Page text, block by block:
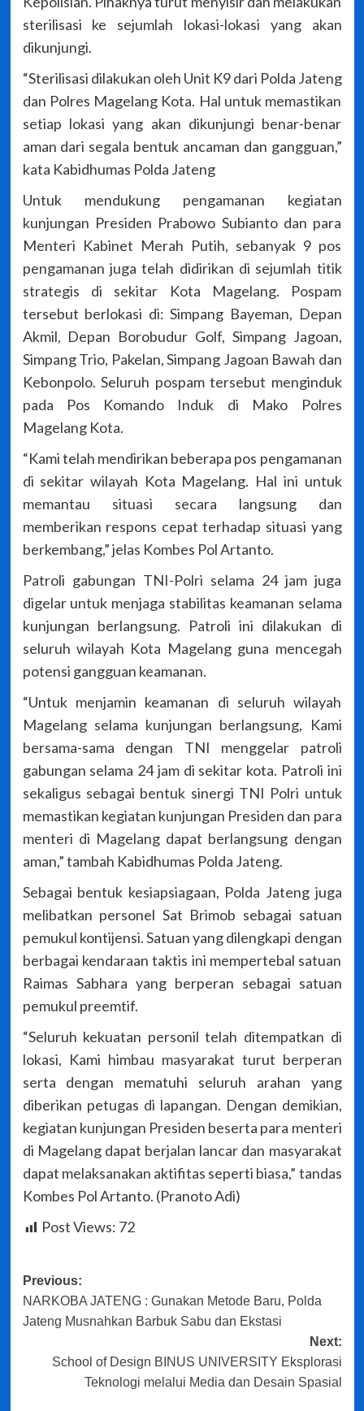
sterilisasi ke sejumlah lokasi-lokasi yang akan
dikunjungi.
“Sterilisasi dilakukan oleh Unit K9 dari Polda Jateng
dan Polres Magelang Kota. Hal untuk memastikan
setiap lokasi yang akan dikunjungi benar-benar
aman dari segala bentuk ancaman dan gangguan,”
kata Kabidhumas Polda Jateng
Untuk mendukung pengamanan kegiatan
kunjungan Presiden Prabowo Subianto dan para
Menteri Kabinet Merah Putih, sebanyak 9 pos
pengamanan juga telah didirikan di sejumlah titik
strategis di sekitar Kota Magelang. Pospam
tersebut berlokasi di: Simpang Bayeman, Depan
Akmil, Depan Borobudur Golf, Simpang Jagoan,
Simpang Trio, Pakelan, Simpang Jagoan Bawah dan
Kebonpolo. Seluruh pospam tersebut menginduk
pada Pos Komando Induk di Mako Polres
Magelang Kota.
“Kami telah mendirikan beberapa pos pengamanan
di sekitar wilayah Kota Magelang. Hal ini untuk
memantau situasi secara langsung dan
memberikan respons cepat terhadap situasi yang
berkembang,” jelas Kombes Pol Artanto.
Patroli gabungan TNI-Polri selama 24 jam juga
digelar untuk menjaga stabilitas keamanan selama
kunjungan berlangsung. Patroli ini dilakukan di
seluruh wilayah Kota Magelang guna mencegah
potensi gangguan keamanan.
“Untuk menjamin keamanan di seluruh wilayah
Magelang selama kunjungan berlangsung, Kami
bersama-sama dengan TNI menggelar patroli
gabungan selama 24 jam di sekitar kota. Patroli ini
sekaligus sebagai bentuk sinergi TNI Polri untuk
memastikan kegiatan kunjungan Presiden dan para
menteri di Magelang dapat berlangsung dengan
aman,” tambah Kabidhumas Polda Jateng.
Sebagai bentuk kesiapsiagaan, Polda Jateng juga
melibatkan personel Sat Brimob sebagai satuan
pemukul kontijensi. Satuan yang dilengkapi dengan
berbagai kendaraan taktis ini mempertebal satuan
Raimas Sabhara yang berperan sebagai satuan
pemukul preemtif.
“Seluruh kekuatan personil telah ditempatkan di
lokasi, Kami himbau masyarakat turut berperan
serta dengan mematuhi seluruh arahan yang
diberikan petugas di lapangan. Dengan demikian,
kegiatan kunjungan Presiden beserta para menteri
di Magelang dapat berjalan lancar dan masyarakat
dapat melaksanakan aktifitas seperti biasa,” tandas
Kombes Pol Artanto. (Pranoto Adi)
Post Views: 72
Post
navigation
Previous:
NARKOBA JATENG : Gunakan Metode Baru, Polda
Jateng Musnahkan Barbuk Sabu dan Ekstasi
Next:
School of Design BINUS UNIVERSITY Eksplorasi
Teknologi melalui Media dan Desain Spasial